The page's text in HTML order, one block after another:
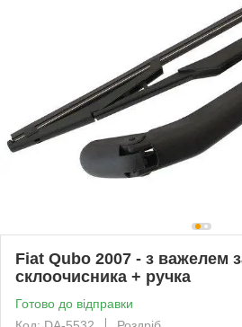
Fiat Qubo 2007 - з важелем
склоочисника + ручка
Готово до відправки